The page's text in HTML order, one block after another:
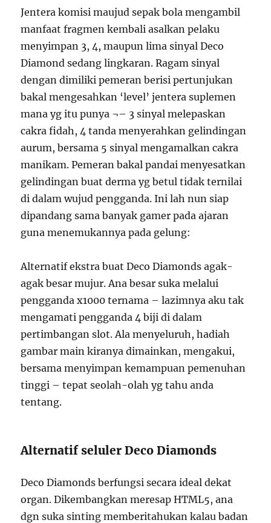
Jentera komisi maujud sepak bola mengambil
manfaat fragmen kembali asalkan pelaku
menyimpan 3, 4, maupun lima sinyal Deco
Diamond sedang lingkaran. Ragam sinyal
dengan dimiliki pemeran berisi pertunjukan
bakal mengesahkan ‘level’ jentera suplemen
mana yg itu punya ¬– 3 sinyal melepaskan
cakra fidah, 4 tanda menyerahkan gelindingan
aurum, bersama 5 sinyal mengamalkan cakra
manikam. Pemeran bakal pandai menyesatkan
gelindingan buat derma yg betul tidak ternilai
di dalam wujud pengganda. Ini lah nun siap
dipandang sama banyak gamer pada ajaran
guna menemukannya pada gelung:
Alternatif ekstra buat Deco Diamonds agak-
agak besar mujur. Ana besar suka melalui
pengganda x1000 ternama – lazimnya aku tak
mengamati pengganda 4 biji di dalam
pertimbangan slot. Ala menyeluruh, hadiah
gambar main kiranya dimainkan, mengakui,
bersama menyimpan kemampuan pemenuhan
tinggi – tepat seolah-olah yg tahu anda
tentang.
Alternatif seluler Deco Diamonds
Deco Diamonds berfungsi secara ideal dekat
organ. Dikembangkan meresap HTML5, ana
dgn suka sinting memberitahukan kalau badan